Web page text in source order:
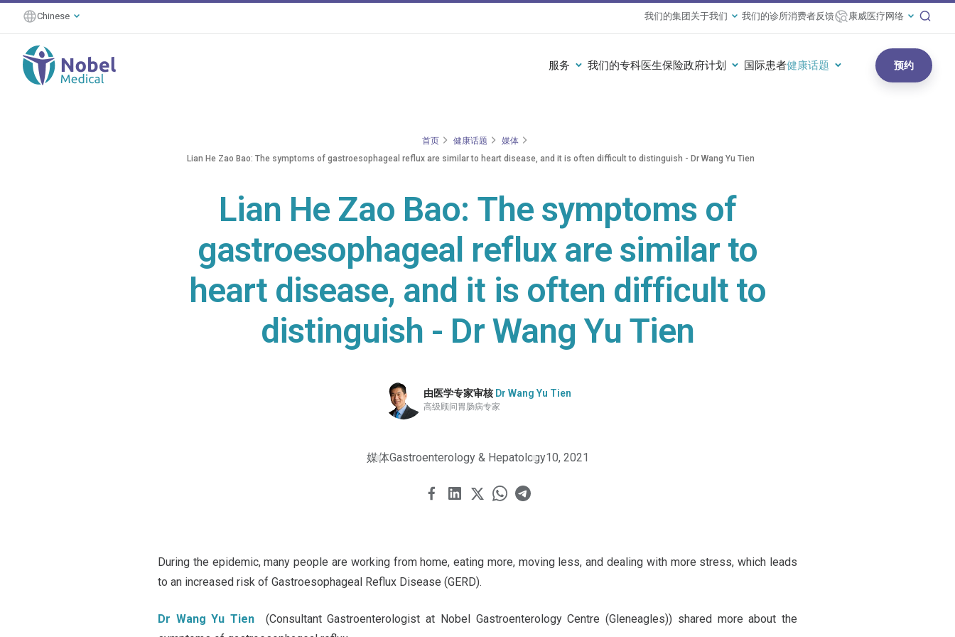
Chinese 我们的集团 关于我们 我们的诊所消费者反馈 康威医疗网络
服务 我们的专科医生保险政府计划 国际患者健康话题 预约
首页 健康话题
媒体
Lian He Zao Bao: The symptoms of gastroesophageal reflux are similar to heart disease, and it is often difficult to distinguish - Dr Wang Yu Tien
Lian He Zao Bao: The symptoms of
gastroesophageal reflux are similar to
heart disease, and it is often difficult to
distinguish - Dr Wang Yu Tien
由医学专家审核 Dr Wang Yu Tien
高级顾问胃肠病专家
媒体Gastroenterology & Hepatology10, 2021
During the epidemic, many people are working from home, eating more, moving less, and dealing with more stress, which leads
to an increased risk of Gastroesophageal Reflux Disease (GERD).
Dr Wang Yu Tien
(Consultant Gastroenterologist at Nobel Gastroenterology Centre (Gleneagles)) shared more about the